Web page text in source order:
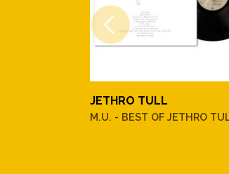
JETHRO TULL
M.U. - BEST OF JETHRO